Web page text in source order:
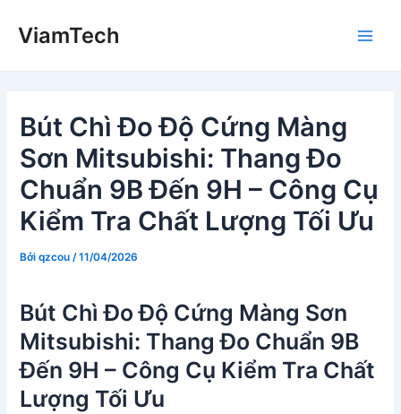
ViamTech
Bút Chì Đo Độ Cứng Màng
Sơn Mitsubishi: Thang Đo
Chuẩn 9B Đến 9H – Công Cụ
Kiểm Tra Chất Lượng Tối Ưu
Bởiqzcou /11/04/2026
Bút Chì Đo Độ Cứng Màng Sơn
Mitsubishi: Thang Đo Chuẩn 9B
Đến 9H – Công Cụ Kiểm Tra Chất
Lượng Tối Ưu